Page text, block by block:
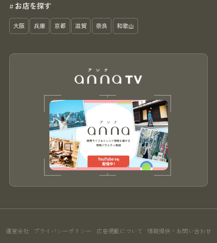
# お店を探す
大阪 兵庫 京都 滋賀 奈良 和歌山
運営会社 プライバシーポリシー 広告掲載について 情報提供・お問い合わせ